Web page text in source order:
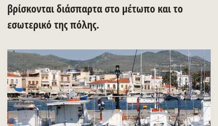
βρίσκονται διάσπαρτα στο μέτωπο και το
εσωτερικό της πόλης.